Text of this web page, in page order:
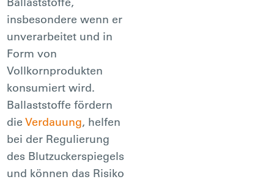
insbesondere wenn er
unverarbeitet und in
Form von
Vollkornprodukten
konsumiert wird.
Ballaststoffe fördern
dieVerdauung, helfen
bei der Regulierung
des Blutzuckerspiegels
und können das Risiko